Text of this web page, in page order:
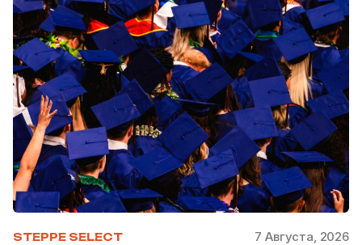
STEPPE SELECT 7 Августа, 2026